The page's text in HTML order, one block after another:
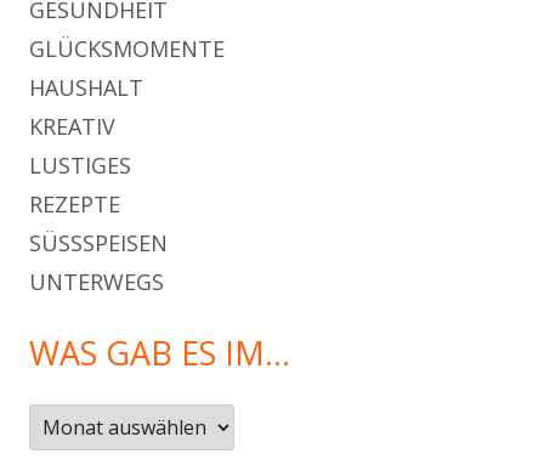
GESUNDHEIT
GLÜCKSMOMENTE
HAUSHALT
KREATIV
LUSTIGES
REZEPTE
SÜSSSPEISEN
UNTERWEGS
WAS GAB ES IM…
Was
gab